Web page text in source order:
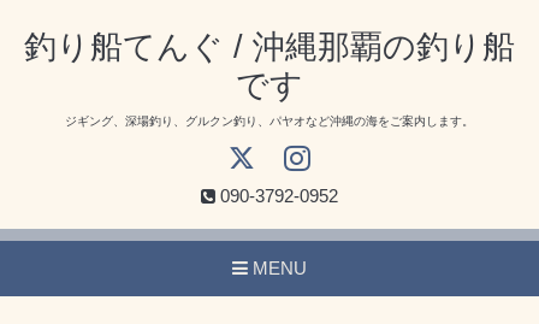
釣り船てんぐ / 沖縄那覇の釣り船
です
ジギング、深場釣り、グルクン釣り、パヤオなど沖縄の海をご案内します。
090-3792-0952
MENU